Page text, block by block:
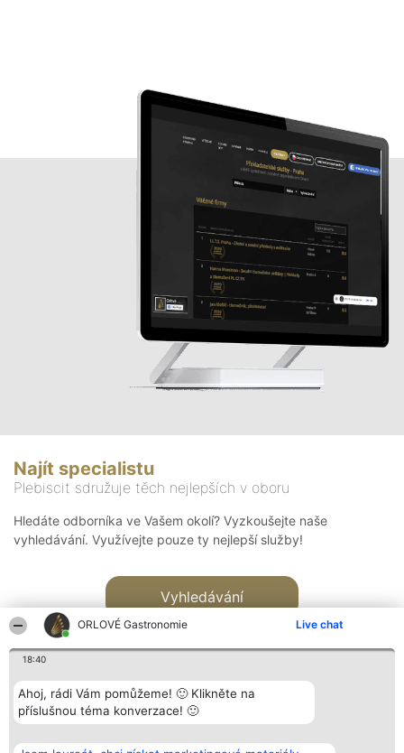
ORLOVÉ Gastronomie Live chat
18:40
Ahoj, rádi Vám pomůžeme! 🙂 Klikněte na
příslušnou téma konverzace! 🙂
Najít specialistu
Plebiscit sdružuje těch nejlepších v oboru
Hledáte odborníka ve Vašem okolí? Vyzkoušejte naše
vyhledávání. Využívejte pouze ty nejlepší služby!
Vyhledávání
Bright Side Solutions sp. z o.
Vítězové
Kontakt